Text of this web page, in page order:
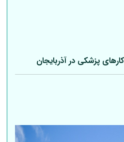
پزشکی در آذربایجان